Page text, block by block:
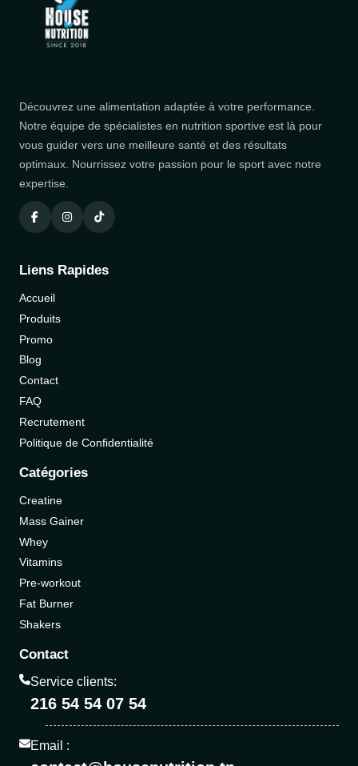
Découvrez une alimentation adaptée à votre performance.
Notre équipe de spécialistes en nutrition sportive est là pour
vous guider vers une meilleure santé et des résultats
optimaux. Nourrissez votre passion pour le sport avec notre
expertise.
Liens Rapides
Accueil
Produits
Promo
Blog
Contact
FAQ
Recrutement
Politique de Confidentialité
Catégories
Creatine
Mass Gainer
Whey
Vitamins
Pre-workout
Fat Burner
Shakers
Contact
Service clients:
216 54 54 07 54
Email :